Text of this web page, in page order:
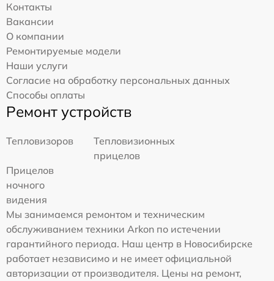
Контакты
Вакансии
О компании
Ремонтируемые модели
Наши услуги
Согласие на обработку персональных данных
Способы оплаты
Ремонт устройств
Тепловизоров
Тепловизионных
прицелов
Прицелов
ночного
видения
Мы занимаемся ремонтом и техническим
обслуживанием техники Arkon по истечении
гарантийного периода. Наш центр в Новосибирске
работает независимо и не имеет официальной
авторизации от производителя. Цены на ремонт,